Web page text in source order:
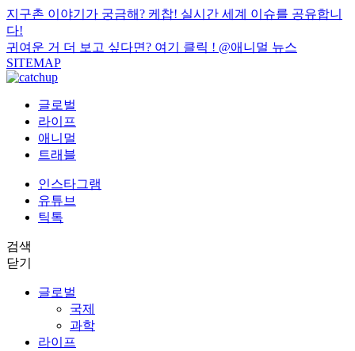
지구촌 이야기가 궁금해? 케찹! 실시간 세계 이슈를 공유합니
다!
귀여운 거 더 보고 싶다면? 여기 클릭 ! @애니멀 뉴스
SITEMAP
글로벌
라이프
애니멀
트래블
인스타그램
유튜브
틱톡
검색
닫기
글로벌
국제
과학
라이프